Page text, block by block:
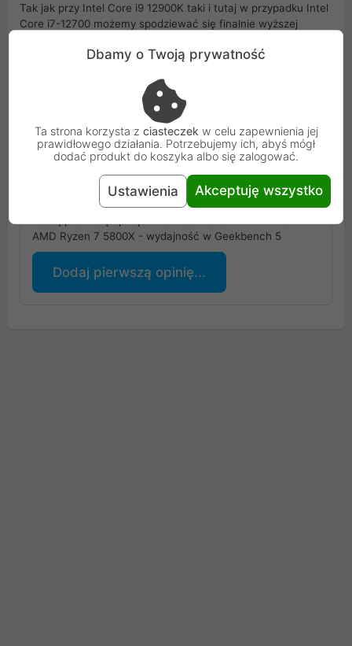
Tak jak przy Intel Core i9 12900K taki i tutaj w przypadku Intel
Core i7-12700 możemy spodziewać się finalnie wyższej
wersja procesora jak i również fakt, że benchamrki póki co
nowych jednostkach Alder Lake opartych na rdzeniach
Goldencove i Gracemont
Opinie Klientów
Podoba się ci artykuł?
AMD Ryzen 7 5800X - wydajność w Geekbench 5
Dodaj pierwszą opinię...
Dbamy o Twoją prywatność
Ta strona korzysta z ciasteczek w celu zapewnienia jej
prawidłowego działania. Potrzebujemy ich, abyś mógł
dodać produkt do koszyka albo się zalogować.
Ustawienia Akceptuję wszystko